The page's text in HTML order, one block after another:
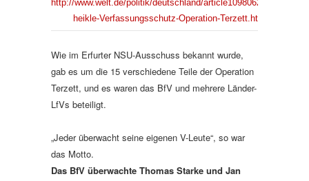
http://www.welt.de/politik/deutschland/article109806231/Die-
heikle-Verfassungsschutz-Operation-Terzett.html
Wie im Erfurter NSU-Ausschuss bekannt wurde,
gab es um die 15 verschiedene Teile der Operation
Terzett, und es waren das BfV und mehrere Länder-
LfVs beteiligt.
„Jeder überwacht seine eigenen V-Leute“, so war
das Motto.
Das BfV überwachte Thomas Starke und Jan